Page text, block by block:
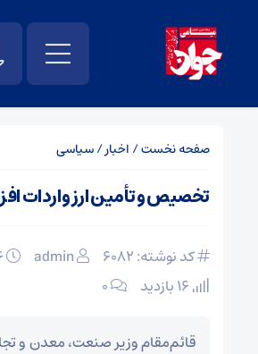
صفحه نخست/ اخبار/سیاسی
تخصیص و تأمین ارز واردات
کد نوشته: 6082 admin
۰
قائم‌مقام وزیر صنعت، معدن و